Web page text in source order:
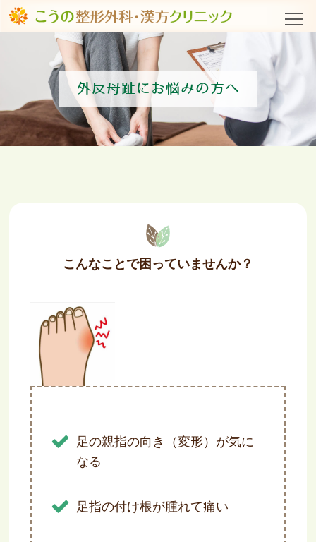
打撲・ねんざ・骨折・傷など
外反母趾にお悩みの方へ
外反母趾に お悩みの方へ
こんなことで困っていませんか？
足の親指の向き（変形）が気に
なる
足指の付け根が腫れて痛い